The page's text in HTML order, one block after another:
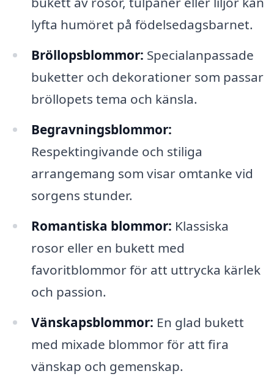
lyfta humöret på födelsedagsbarnet.
Bröllopsblommor: Specialanpassade
buketter och dekorationer som passar
bröllopets tema och känsla.
Begravningsblommor:
Respektingivande och stiliga
arrangemang som visar omtanke vid
sorgens stunder.
Romantiska blommor: Klassiska
rosor eller en bukett med
favoritblommor för att uttrycka kärlek
och passion.
Vänskapsblommor: En glad bukett
med mixade blommor för att fira
vänskap och gemenskap.